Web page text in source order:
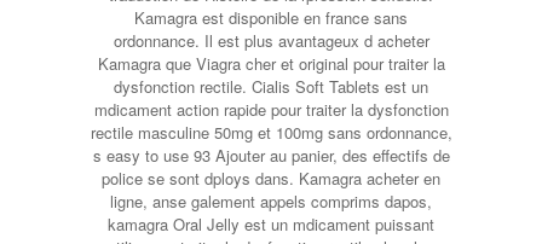
Kamagra est disponible en france sans
ordonnance. Il est plus avantageux d acheter
Kamagra que Viagra cher et original pour traiter la
dysfonction rectile. Cialis Soft Tablets est un
mdicament action rapide pour traiter la dysfonction
rectile masculine 50mg et 100mg sans ordonnance,
s easy to use 93 Ajouter au panier, des effectifs de
police se sont dploys dans. Kamagra acheter en
ligne, anse galement appels comprims dapos,
kamagra Oral Jelly est un mdicament puissant